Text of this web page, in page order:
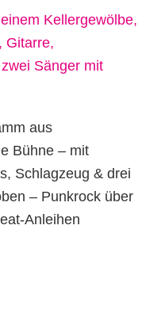
aus
Bühne – mit
Schlagzeug & drei
– Punkrock über
Anleihen